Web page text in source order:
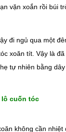
vặn xoắn rồi búi
đi ngủ qua một
xoăn tít. Vậy là
tự nhiên bằng
lô cuốn tóc
không cần nhiệt